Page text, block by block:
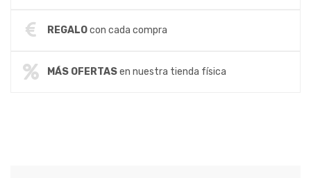
REGALOcon cada compra
MÁS OFERTASen nuestra tienda física